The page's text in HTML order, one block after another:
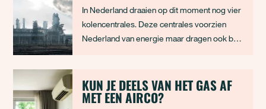
In Nederland draaien op dit moment nog vier
kolencentrales. Deze centrales voorzien
Nederland van energie maar dragen ook bij
kolenstroom verreweg de meest
vervuilende vorm van energieopwekking is.
KUN JE DEELS VAN HET GAS AF
MET EEN AIRCO?